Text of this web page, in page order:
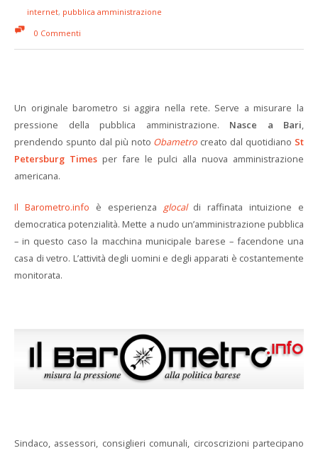
internet, pubblica amministrazione
0 Commenti
Un originale barometro si aggira nella rete. Serve a misurare la
pressione della pubblica amministrazione. Nasce a Bari,
prendendo spunto dal più noto Obametro creato dal quotidiano St
Petersburg Times per fare le pulci alla nuova amministrazione
americana.
Il Barometro.info è esperienza glocaldi raffinata intuizione e
democratica potenzialità. Mette a nudo un’amministrazione pubblica
– in questo caso la macchina municipale barese – facendone una
casa di vetro. L’attività degli uomini e degli apparati è costantemente
monitorata.
Sindaco, assessori, consiglieri comunali, circoscrizioni partecipano